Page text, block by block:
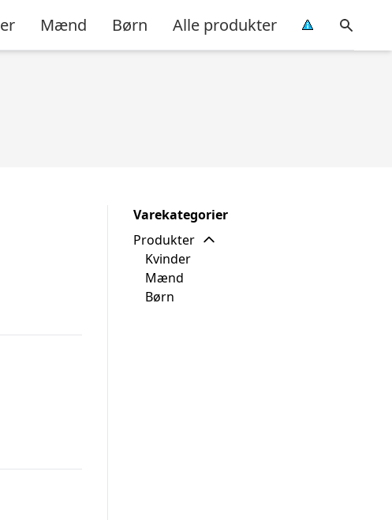
Mænd Børn Alle produkter
Varekategorier
Produkter
Kvinder
Mænd
Børn